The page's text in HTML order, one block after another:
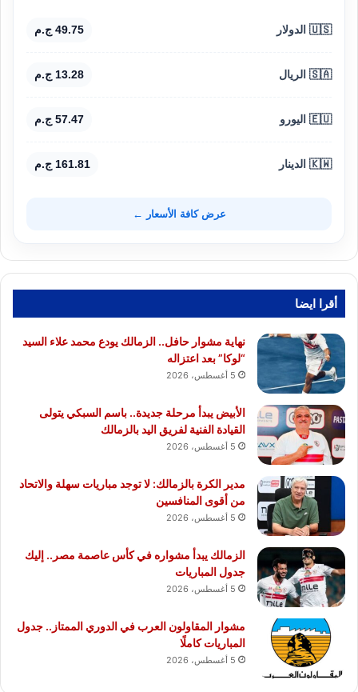
🇺🇸 الدولار 49.75 ج.م
🇸🇦 الريال 13.28 ج.م
🇪🇺 اليورو 57.47 ج.م
🇰🇼 الدينار 161.81 ج.م
عرض كافة الأسعار ←
أقرا ايضا
نهاية مشوار حافل.. الزمالك يودع محمد علاء السيد
“لوكا” بعد اعتزاله
5 أغسطس، 2026
الأبيض يبدأ مرحلة جديدة.. باسم السبكي يتولى
القيادة الفنية لفريق اليد بالزمالك
5 أغسطس، 2026
مدير الكرة بالزمالك: لا توجد مباريات سهلة والاتحاد
من أقوى المنافسين
5 أغسطس، 2026
الزمالك يبدأ مشواره في كأس عاصمة مصر.. إليك
جدول المباريات
5 أغسطس، 2026
مشوار المقاولون العرب في الدوري الممتاز.. جدول
المباريات كاملًا
5 أغسطس، 2026